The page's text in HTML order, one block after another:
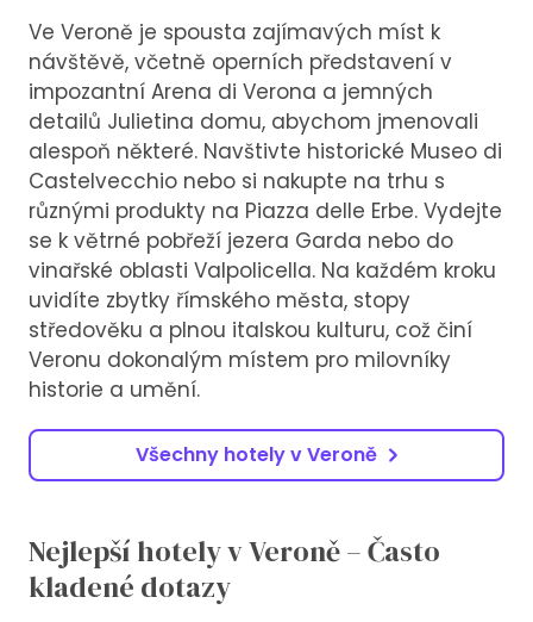
Ve Veroně je spousta zajímavých míst k
návštěvě, včetně operních představení v
impozantní Arena di Verona a jemných
detailů Julietina domu, abychom jmenovali
alespoň některé. Navštivte historické Museo di
Castelvecchio nebo si nakupte na trhu s
různými produkty na Piazza delle Erbe. Vydejte
se k větrné pobřeží jezera Garda nebo do
vinařské oblasti Valpolicella. Na každém kroku
uvidíte zbytky římského města, stopy
středověku a plnou italskou kulturu, což činí
Veronu dokonalým místem pro milovníky
historie a umění.
Všechny hotely v Veroně
Nejlepší hotely v Veroně – Často
kladené dotazy